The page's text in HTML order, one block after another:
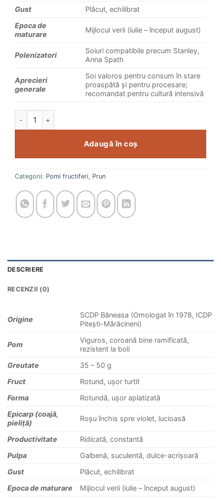
Gust
Plăcut, echilibrat
Epoca de
maturare
Mijlocul verii (iulie – început august)
Polenizatori
Soiuri compatibile precum Stanley,
Anna Spath
Aprecieri
generale
Soi valoros pentru consum în stare
proaspătă și pentru procesare;
recomandat pentru cultură intensivă
Cantitate Prun Centenar
Adaugă în coș
Categorii: Pomi fructiferi, Prun
DESCRIERE
RECENZII (0)
Origine
SCDP Băneasa (Omologat în 1978, ICDP
Pitești-Mărăcineni)
Pom
Viguros, coroană bine ramificată,
rezistent la boli
Greutate
35 – 50 g
Fruct
Rotund, ușor turtit
Forma
Rotundă, ușor aplatizată
Epicarp (coajă,
pieliță)
Roșu închis spre violet, lucioasă
Productivitate
Ridicată, constantă
Pulpa
Galbenă, suculentă, dulce-acrișoară
Gust
Plăcut, echilibrat
Epoca de maturare
Mijlocul verii (iulie – început august)